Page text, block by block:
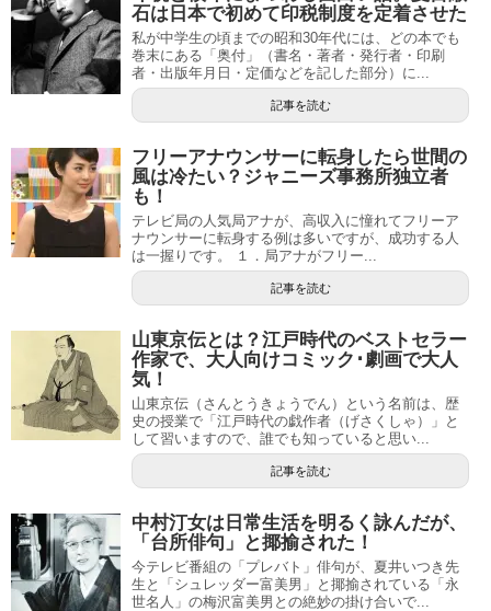
石は日本で初めて印税制度を定着させた
私が中学生の頃までの昭和30年代には、どの本でも
巻末にある「奥付」（書名・著者・発行者・印刷
者・出版年月日・定価などを記した部分）に...
記事を読む
フリーアナウンサーに転身したら世間の
風は冷たい？ジャニーズ事務所独立者
も！
テレビ局の人気局アナが、高収入に憧れてフリーア
ナウンサーに転身する例は多いですが、成功する人
は一握りです。 １．局アナがフリー...
記事を読む
山東京伝とは？江戸時代のベストセラー
作家で、大人向けコミック･劇画で大人
気！
山東京伝（さんとうきょうでん）という名前は、歴
史の授業で「江戸時代の戯作者（げさくしゃ）」と
して習いますので、誰でも知っていると思い...
記事を読む
中村汀女は日常生活を明るく詠んだが、
「台所俳句」と揶揄された！
今テレビ番組の「プレバト」俳句が、夏井いつき先
生と「シュレッダー富美男」と揶揄されている「永
世名人」の梅沢富美男との絶妙の掛け合いで...